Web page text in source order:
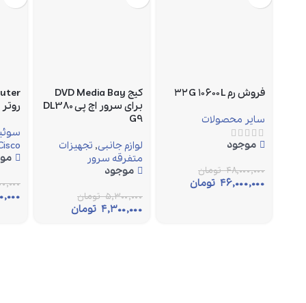
فروش رم ۳۲G ۱۰۶۰۰L
سایر محصولات
موجود
۴۸,۰۰۰,۰۰۰ تومان
۴۶,۰۰۰,۰۰۰ تومان
کیج DVD Media Bay
برای سرور اچ پی DL380
G9
لوازم جانبی, تجهیزات
متفرقه سرور
موجود
۵,۳۰۰,۰۰۰ تومان
۴,۳۰۰,۰۰۰ تومان